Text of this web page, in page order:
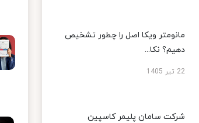
مانومتر ویکا اصل را چطور تشخیص
دهیم؟ نکا...
22 تیر 1405
شرکت سامان پلیمر کاسپین